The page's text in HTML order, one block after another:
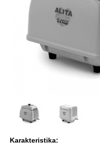
Karakteristika: